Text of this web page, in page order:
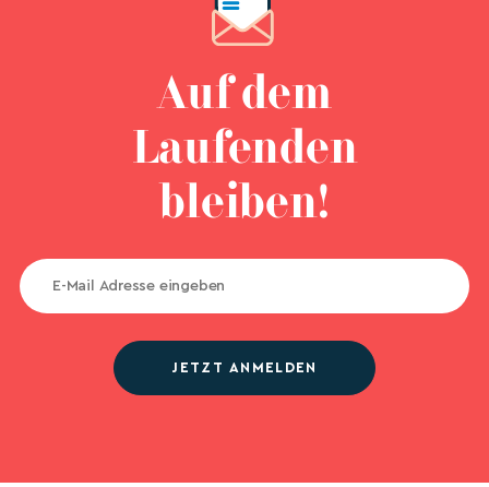
Auf dem
Laufenden
bleiben!
JETZT ANMELDEN